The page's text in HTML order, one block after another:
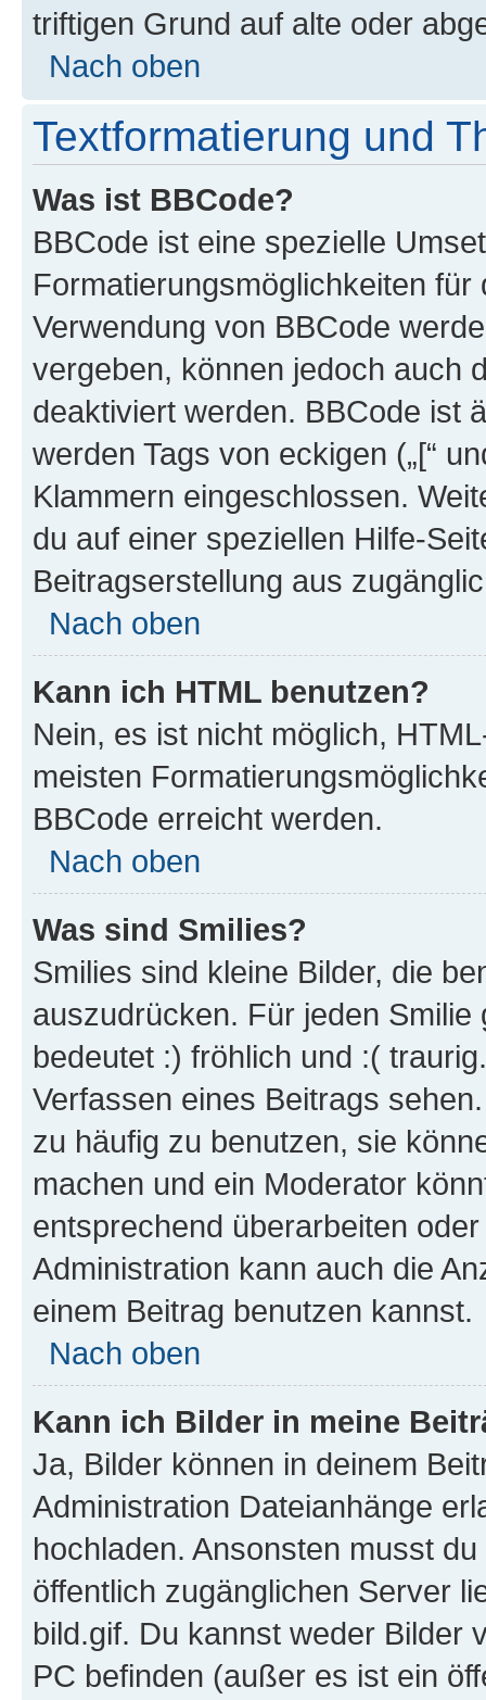
triftigen Grund auf alte oder
Nach oben
Textformatierung und
Was ist BBCode?
BBCode ist eine spezielle
Formatierungsmöglichkeiten
Verwendung von BBCode
vergeben, können jedoch auch
deaktiviert werden. BBCode ist
werden Tags von eckigen („[“
Klammern eingeschlossen.
du auf einer speziellen Hilfe-
Beitragserstellung aus
Nach oben
Kann ich HTML benutzen?
Nein, es ist nicht möglich,
meisten
BBCode erreicht werden.
Nach oben
Was sind Smilies?
Smilies sind kleine Bilder, die
auszudrücken. Für jeden
bedeutet :) fröhlich und :(
Verfassen eines Beitrags
zu häufig zu benutzen, sie
machen und ein Moderator
entsprechend überarbeiten
Administration kann auch die
einem Beitrag benutzen kannst.
Nach oben
Kann ich Bilder in meine
Ja, Bilder können in deinem
Administration Dateianhänge
hochladen. Ansonsten musst
öffentlich zugänglichen Server
bild.gif. Du kannst weder Bilder
PC befinden (außer es ist ein